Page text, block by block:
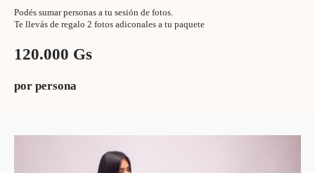
Podés sumar personas a tu sesión de fotos.
Te llevás de regalo 2 fotos adiconales a tu paquete
120.000 Gs
por persona